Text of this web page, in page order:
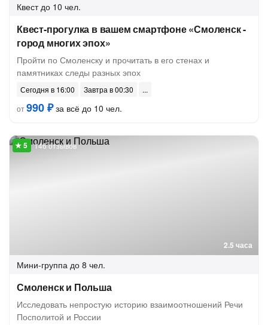
Квест до 10 чел.
Квест-прогулка в вашем смартфоне «Смоленск -
город многих эпох»
Пройти по Смоленску и прочитать в его стенах и
памятниках следы разных эпох
Сегодня в 16:00
Завтра в 00:30
от990 ₽за всё до 10 чел.
2.5 часа
146 отзывов
Мини-группа до 8 чел.
Смоленск и Польша
Исследовать непростую историю взаимоотношений Речи
Посполитой и России